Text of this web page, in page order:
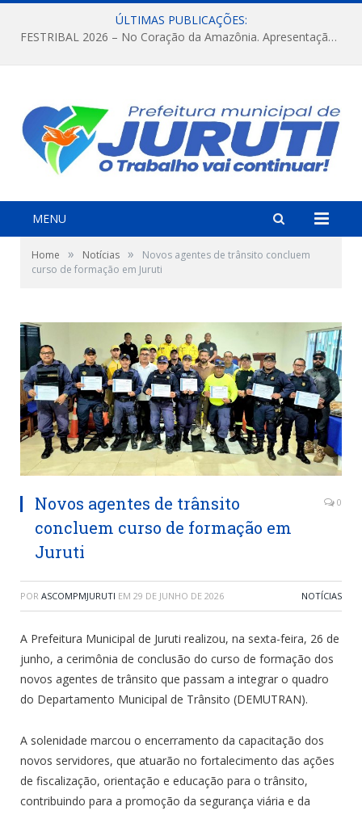
ÚLTIMAS PUBLICAÇÕES:
FESTRIBAL 2026 – No Coração da Amazônia. Apresentação da Munduruku.
MENU
Home » Notícias »
Novos agentes de trânsito concluem
curso de formação em Juruti
Novos agentes de trânsito
concluem curso de formação em
Juruti
0
POR ASCOMPMJURUTI EM 29 DE JUNHO DE 2026 NOTÍCIAS
A Prefeitura Municipal de Juruti realizou, na sexta-feira, 26 de
junho, a cerimônia de conclusão do curso de formação dos
novos agentes de trânsito que passam a integrar o quadro
do Departamento Municipal de Trânsito (DEMUTRAN).
A solenidade marcou o encerramento da capacitação dos
novos servidores, que atuarão no fortalecimento das ações
de fiscalização, orientação e educação para o trânsito,
contribuindo para a promoção da segurança viária e da